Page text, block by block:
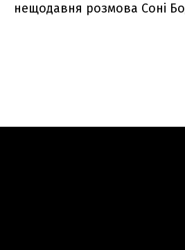
нещодавня розмова Соні